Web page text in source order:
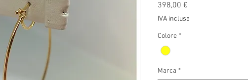
398,00 €
IVA inclusa
Colore *
Marca *